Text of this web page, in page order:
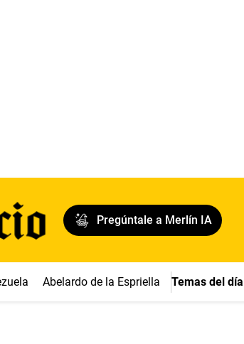
Pregúntale a Merlín IA
Abelardo de la Espriella Temas del día